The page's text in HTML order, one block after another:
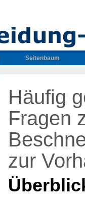
Seitenbaum
Häufig
Fragen
zur